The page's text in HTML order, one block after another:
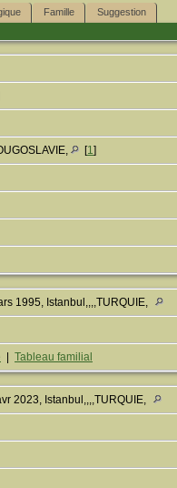
Famille
Suggestion
[1]
1995, Istanbul,,,,TURQUIE,
Tableau familial
2023, Istanbul,,,,TURQUIE,